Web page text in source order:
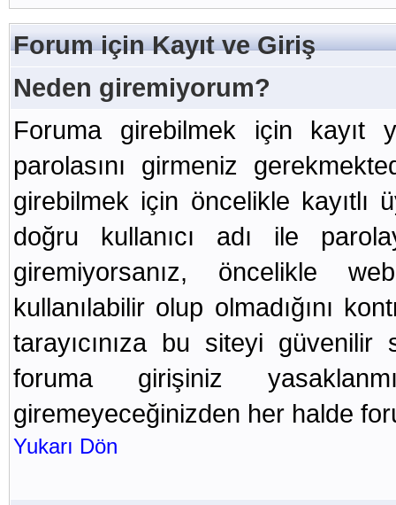
Forum için Kayıt ve Giriş
Neden giremiyorum?
Foruma girebilmek için kayıt
parolasını girmeniz
girebilmek için öncelikle kayıtlı
doğru kullanıcı adı ile
giremiyorsanız, öncelikle
kullanılabilir olup olmadığını
tarayıcınıza bu siteyi güvenilir
foruma girişiniz
giremeyeceğinizden her halde
Yukarı Dön